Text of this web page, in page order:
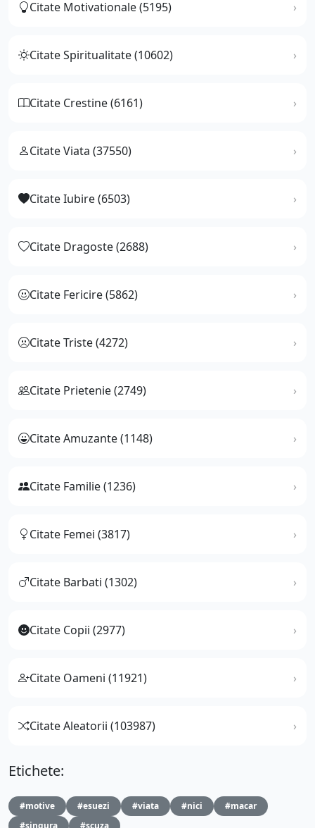
Citate Motivationale (5195)
Citate Spiritualitate (10602)
Citate Crestine (6161)
Citate Viata (37550)
Citate Iubire (6503)
Citate Dragoste (2688)
Citate Fericire (5862)
Citate Triste (4272)
Citate Prietenie (2749)
Citate Amuzante (1148)
Citate Familie (1236)
Citate Femei (3817)
Citate Barbati (1302)
Citate Copii (2977)
Citate Oameni (11921)
Citate Aleatorii (103987)
Etichete:
#motive #esuezi #viata #nici
#macar
#singura
#scuza